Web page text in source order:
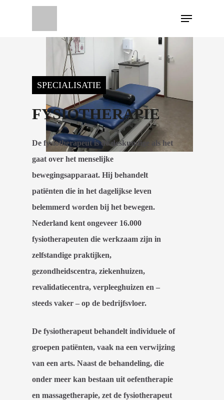
SPECIALISATIE
FYSIOTHERAPIE
De fysiotherapeut is de deskundige als het
gaat over het menselijke
bewegingsapparaat. Hij behandelt
patiënten die in het dagelijkse leven
belemmerd worden bij het bewegen.
Nederland kent ongeveer 16.000
fysiotherapeuten die werkzaam zijn in
zelfstandige praktijken,
gezondheidscentra, ziekenhuizen,
revalidatiecentra, verpleeghuizen en –
steeds vaker – op de bedrijfsvloer.
De fysiotherapeut behandelt individuele of
groepen patiënten, vaak na een verwijzing
van een arts. Naast de behandeling, die
onder meer kan bestaan uit oefentherapie
en massagetherapie, zet de fysiotherapeut